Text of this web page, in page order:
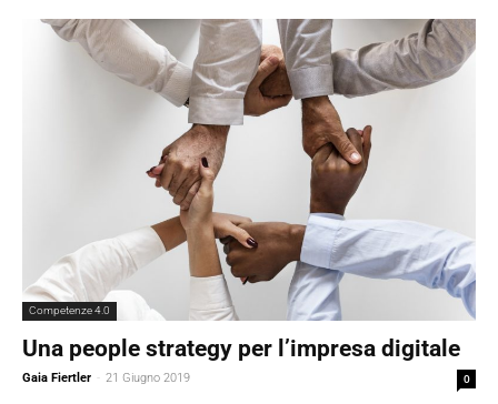
Competenze 4.0
Una people strategy per l’impresa digitale
Gaia Fiertler - 21 Giugno 2019 0